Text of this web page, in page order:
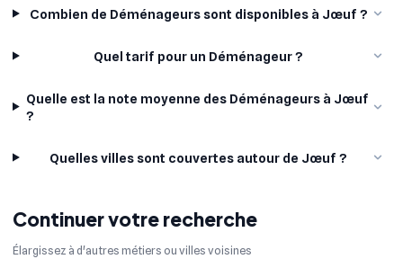
Combien de Déménageurs sont disponibles à Jœuf ?
Quel tarif pour un Déménageur ?
Quelle est la note moyenne des Déménageurs à Jœuf
?
Quelles villes sont couvertes autour de Jœuf ?
Continuer votre recherche
Élargissez à d'autres métiers ou villes voisines